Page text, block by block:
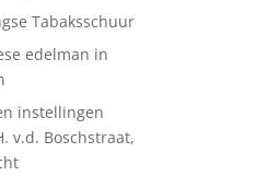
Tabaksschuur
edelman in
instellingen
v.d. Boschstraat,